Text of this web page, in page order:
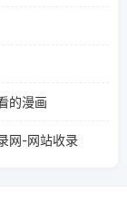
的漫画
网-网站收录